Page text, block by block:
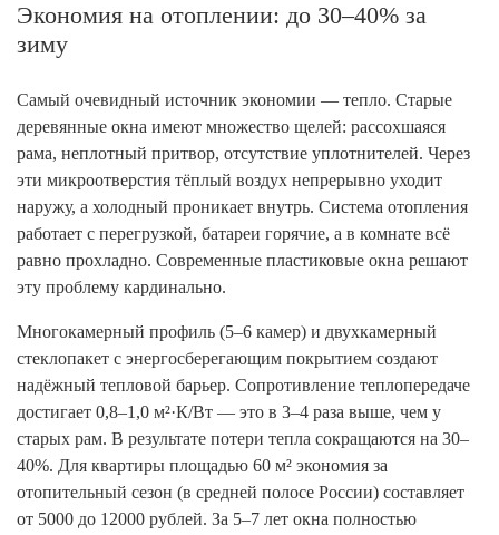
Экономия на отоплении: до 30–40% за
зиму
Самый очевидный источник экономии — тепло. Старые
деревянные окна имеют множество щелей: рассохшаяся
рама, неплотный притвор, отсутствие уплотнителей. Через
эти микроотверстия тёплый воздух непрерывно уходит
наружу, а холодный проникает внутрь. Система отопления
работает с перегрузкой, батареи горячие, а в комнате всё
равно прохладно. Современные пластиковые окна решают
эту проблему кардинально.
Многокамерный профиль (5–6 камер) и двухкамерный
стеклопакет с энергосберегающим покрытием создают
надёжный тепловой барьер. Сопротивление теплопередаче
достигает 0,8–1,0 м²·К/Вт — это в 3–4 раза выше, чем у
старых рам. В результате потери тепла сокращаются на 30–
40%. Для квартиры площадью 60 м² экономия за
отопительный сезон (в средней полосе России) составляет
от 5000 до 12000 рублей. За 5–7 лет окна полностью